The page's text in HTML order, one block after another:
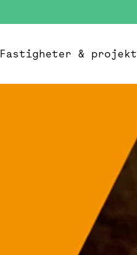
Fastigheter & projekt